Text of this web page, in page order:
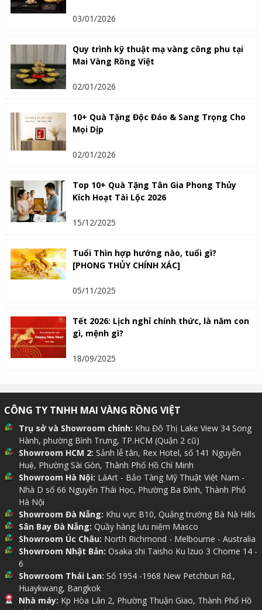
03/01/2026
Quy trình kỹ thuật mạ vàng công phu tại
Mai Vàng Rồng Việt
02/01/2026
10+ Quà Tặng Độc Đáo & Sang Trọng Cho
Mọi Dịp
02/01/2026
Top 10+ Quà Tặng Tân Gia Phong Thủy
Kích Hoạt Tài Lộc 2026
15/12/2025
Tuổi Thìn hợp hướng nào, tuổi gì?
[PHONG THỦY CHÍNH XÁC]
05/11/2025
Tết 2026: Lịch nghỉ chính thức, là năm con
gì, mệnh gì?
18/09/2025
CÔNG TY TNHH MAI VÀNG RỒNG VIỆT
Trụ sở và Showroom chính: Khu Đô Thị Lake View 34 Song
Hành, phường Bình Trưng, TP.HCM (Quận 2 cũ)
Showroom HCM 2: Sảnh lễ tân, Rex Hotel, số 141 Nguyễn
Huệ, Phường Sài Gòn, Thành Phố Hồ Chí Minh
Showroom Hà Nội: LáArt - Bảo Tàng Mỹ Thuật Việt Nam -
Nhà D số 66 Nguyễn Thái Học, Phường Ba Đình, Thành Phố
Hà Nội
Showroom Đà Nẵng: Khu vực B10, Quảng trường Bà Nà Hills
Sân Bay Đà Nẵng: Quầy hàng lưu niệm Masco
Showroom Úc Châu: North Richmond - Melbourne - Australia
Showroom Nhật Bản: Osaka shi Taisho Ku lzuo 3 Chome 14 -
6
Showroom Thái Lan: Số 1954 -1968 New Petchburi Rd.,
Huaykwang, Bangkok
Nhà máy: Kp Hòa Lân 2, Phường Thuận Giao, Thành Phố Hồ